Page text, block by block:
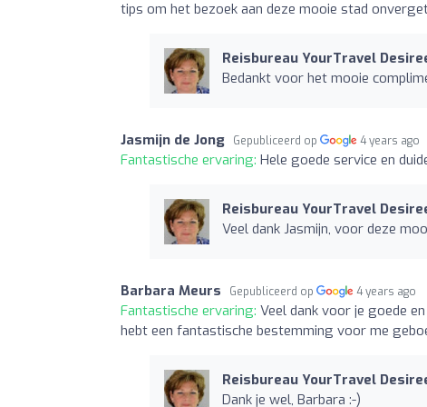
tips om het bezoek aan deze mooie stad
Reisbureau YourTravel
Bedankt voor het mooie
Jasmijn de Jong Gepubliceerd op 4 years ago
Fantastische ervaring: Hele goede service en
Reisbureau YourTravel
Veel dank Jasmijn, voor deze
Barbara Meurs Gepubliceerd op 4 years ago
Fantastische ervaring: Veel dank voor je goede
hebt een fantastische bestemming voor me
Reisbureau YourTravel
Dank je wel, Barbara :-)